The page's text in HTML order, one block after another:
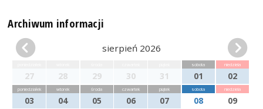
Archiwum informacji
sierpień 2026
27 28 29 30 31
sobota
01
niedziela
02
poniedziałek
03
wtorek
04
środa
05
czwartek
06
piątek
07
sobota
08
niedziela
09